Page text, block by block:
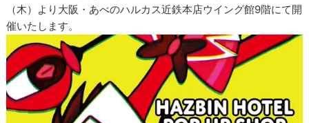
（木）より大阪・あべのハルカス近鉄本店ウイング館9階にて開
催いたします。